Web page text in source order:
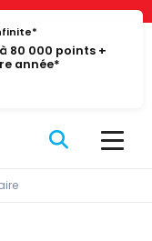
80 000 points +
année*